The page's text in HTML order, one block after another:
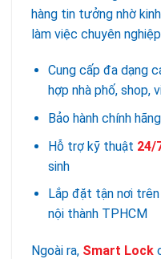
hàng tin tưởng nhờ
làm việc chuyên
Cung cấp đa dạng
hợp nhà phố, shop,
Bảo hành chính
Hỗ trợ kỹ thuật 24/
sinh
Lắp đặt tận nơi
nội thành TPHCM
Ngoài ra, Smart Lock